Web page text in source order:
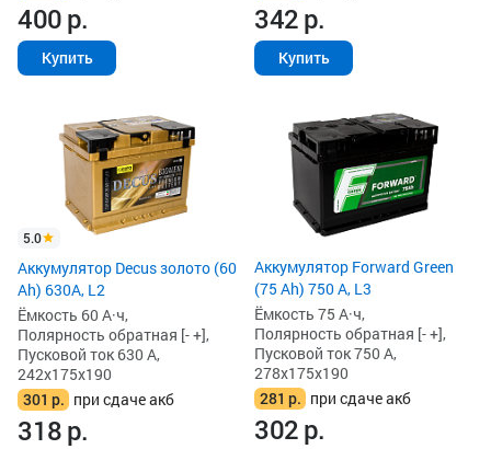
400р.
Купить
342р.
Купить
5.0
Аккумулятор Decus золото (60
Ah) 630A, L2
Ёмкость 60 А·ч,
Полярность обратная [- +],
Пусковой ток 630 А,
242x175x190
301 р. при сдаче акб
318р.
Аккумулятор Forward Green
(75 Ah) 750 А, L3
Ёмкость 75 А·ч,
Полярность обратная [- +],
Пусковой ток 750 А,
278x175x190
281 р. при сдаче акб
302р.